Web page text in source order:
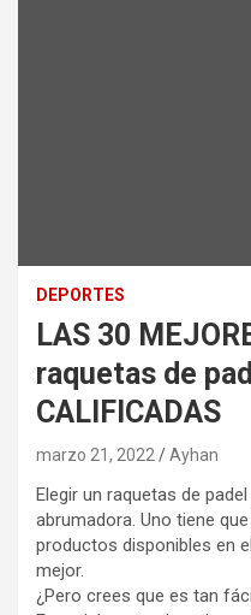
DEPORTES
LAS 30
raquetas de
CALIFICADAS
marzo 21, 2022 Ayhan
Elegir un raquetas de
abrumadora. Uno tiene
productos disponibles en
mejor.
¿Pero crees que es tan